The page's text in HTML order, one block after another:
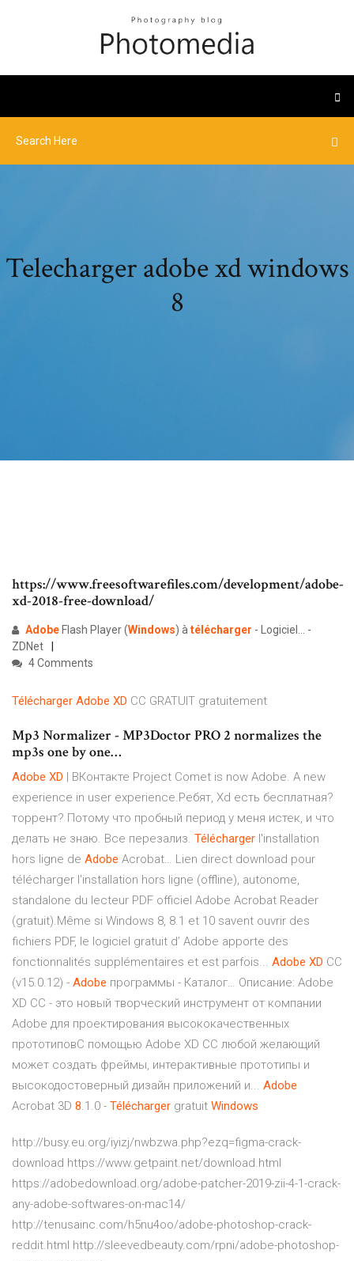
Telecharger adobe xd windows
8
https://www.freesoftwarefiles.com/development/adobe-
xd-2018-free-download/
Adobe Flash Player (Windows) àtélécharger - Logiciel... -
ZDNet
4 Comments
Télécharger Adobe XD CC GRATUIT gratuitement
Mp3 Normalizer - MP3Doctor PRO 2 normalizes the
mp3s one by one…
Adobe XD | ВКонтакте Project Comet is now Adobe. A new
experience in user experience.Ребят, Xd есть бесплатная?
торрент? Потому что пробный период у меня истек, и что
делать не знаю. Все перезализ. Télécharger l'installation
hors ligne de Adobe Acrobat… Lien direct download pour
télécharger l'installation hors ligne (offline), autonome,
standalone du lecteur PDF officiel Adobe Acrobat Reader
(gratuit).Même si Windows 8, 8.1 et 10 savent ouvrir des
fichiers PDF, le logiciel gratuit d’ Adobe apporte des
fonctionnalités supplémentaires et est parfois... Adobe XD CC
(v15.0.12) - Adobe программы - Каталог… Описание: Adobe
XD CC - это новый творческий инструмент от компании
Adobe для проектирования высококачественных
прототиповС помощью Adobe XD CC любой желающий
может создать фреймы, интерактивные прототипы и
высокодостоверный дизайн приложений и... Adobe
Acrobat 3D 8.1.0 - Télécharger gratuit Windows
http://busy.eu.org/iyizj/nwbzwa.php?ezq=figma-crack-
download https://www.getpaint.net/download.html
https://adobedownload.org/adobe-patcher-2019-zii-4-1-crack-
any-adobe-softwares-on-mac14/
http://tenusainc.com/h5nu4oo/adobe-photoshop-crack-
reddit.html http://sleevedbeauty.com/rpni/adobe-photoshop-